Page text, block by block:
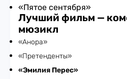
«Пятое сентября»
Лучший фильм —
мюзикл
«Анора»
«Претенденты»
«Эмилия Перес»